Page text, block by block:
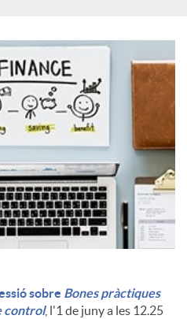
sobre Bones pràctiques
control, l'1 de juny a les 12.25